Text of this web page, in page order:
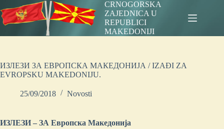
to
content
CRNOGORSKA
ZAJEDNICA U
REPUBLICI
MAKEDONIJI
ИЗЛЕЗИ ЗА ЕВРОПСКА МАКЕДОНИЈА / IZAĐI ZA
EVROPSKU MAKEDONIJU.
25/09/2018 Novosti
ИЗЛЕЗИ – ЗА Европска Македонија